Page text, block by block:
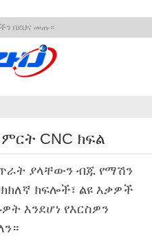
በደህና መጡ።
CNC ክፍል
ጥራት ያላቸውን ብጁ የማሽን
ክፍሎች፣ ልዩ እቃዎች
እንደሆነ የእርስዎን